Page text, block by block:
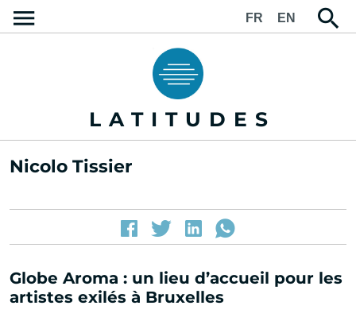
FR EN
LATITUDES
Nicolo Tissier
Globe Aroma : un lieu d’accueil pour les
artistes exilés à Bruxelles